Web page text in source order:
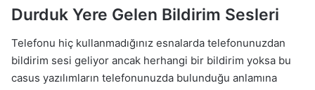
Durduk Yere Gelen Bildirim Sesleri
Telefonu hiç kullanmadığınız esnalarda telefonunuzdan
bildirim sesi geliyor ancak herhangi bir bildirim yoksa bu
casus yazılımların telefonunuzda bulunduğu anlamına